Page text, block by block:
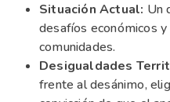
Situación Actual: Un
desafíos económicos
comunidades.
Desigualdades
frente al desánimo,